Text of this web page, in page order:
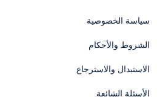
سياسة الخصوصية
الشروط والأحكام
الاستبدال والاسترجاع
الأسئلة الشائعة